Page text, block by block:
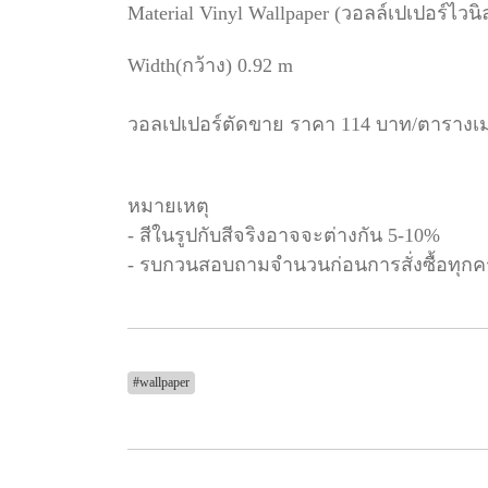
Material Vinyl Wallpaper (วอลล์เปเปอร์ไว
Width(กว้าง) 0.92 m
วอลเปเปอร์ตัดขาย ราคา 114 บาท/ตารางเ
หมายเหตุ
- สีในรูปกับสีจริงอาจจะต่างกัน 5-10%
- รบกวนสอบถามจำนวนก่อนการสั่งซื้อทุกค
#wallpaper